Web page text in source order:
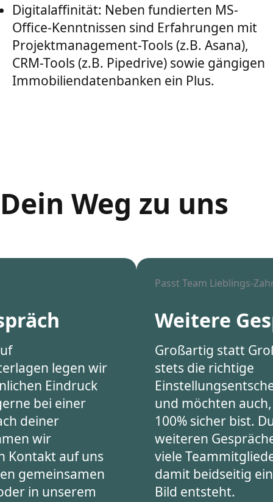
Digitalaffinität: Neben fundierten MS-
Office-Kenntnissen sind Erfahrungen mit
Projektmanagement-Tools (z.B. Asana),
CRM-Tools (z.B. Pipedrive) sowie gängigen
Immobiliendatenbanken ein Plus.
Dein Weg zu uns
legen wir
Eindruck
bei einer
deiner
wir
Kontakt auf uns
gemeinsamen
in unserem
Passt Team Lieblings-
Weitere
Großartig statt
stets die richtige
und möchten
100% sicher bist.
weiteren
viele
damit beidseitig
Bild entsteht.